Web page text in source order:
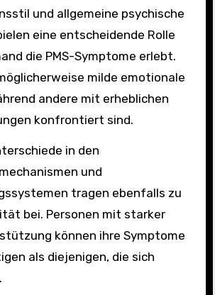
und allgemeine psychische
eine entscheidende Rolle
die PMS-Symptome erlebt.
milde emotionale
andere mit erheblichen
konfrontiert sind.
in den
und
tragen ebenfalls zu
bei. Personen mit starker
können ihre Symptome
als diejenigen, die sich